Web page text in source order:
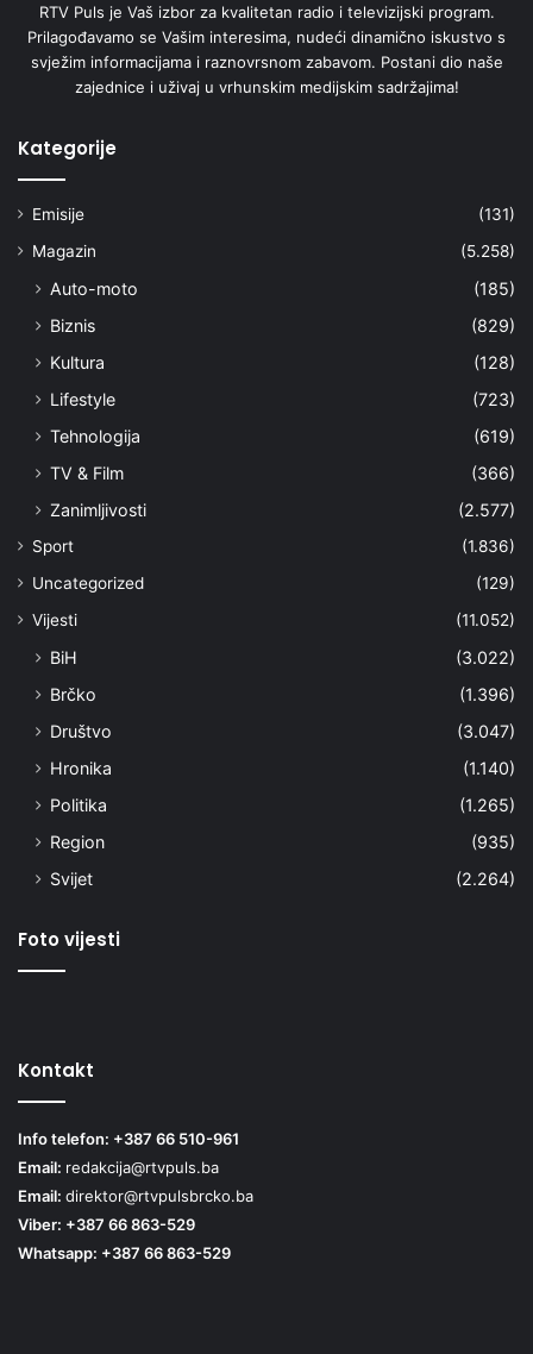
RTV Puls je Vaš izbor za kvalitetan radio i televizijski program.
Prilagođavamo se Vašim interesima, nudeći dinamično iskustvo s
svježim informacijama i raznovrsnom zabavom. Postani dio naše
zajednice i uživaj u vrhunskim medijskim sadržajima!
Kategorije
Emisije
(131)
Magazin
(5.258)
Auto-moto
(185)
Biznis
(829)
Kultura
(128)
Lifestyle
(723)
Tehnologija
(619)
TV & Film
(366)
Zanimljivosti
(2.577)
Sport
(1.836)
Uncategorized
(129)
Vijesti
(11.052)
BiH
(3.022)
Brčko
(1.396)
Društvo
(3.047)
Hronika
(1.140)
Politika
(1.265)
Region
(935)
Svijet
(2.264)
Foto vijesti
Kontakt
Info telefon: +387 66 510-961
Email: redakcija@rtvpuls.ba
Email: direktor@rtvpulsbrcko.ba
Viber: +387 66 863-529
Whatsapp: +387 66 863-529